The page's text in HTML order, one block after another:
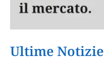
Ultime Notizie